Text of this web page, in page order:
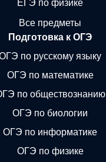
ЕГЭ по физике
Все предметы
Подготовка к ОГЭ
по русскому языку
ОГЭ по математике
по обществознанию
ОГЭ по биологии
ОГЭ по информатике
ОГЭ по физике